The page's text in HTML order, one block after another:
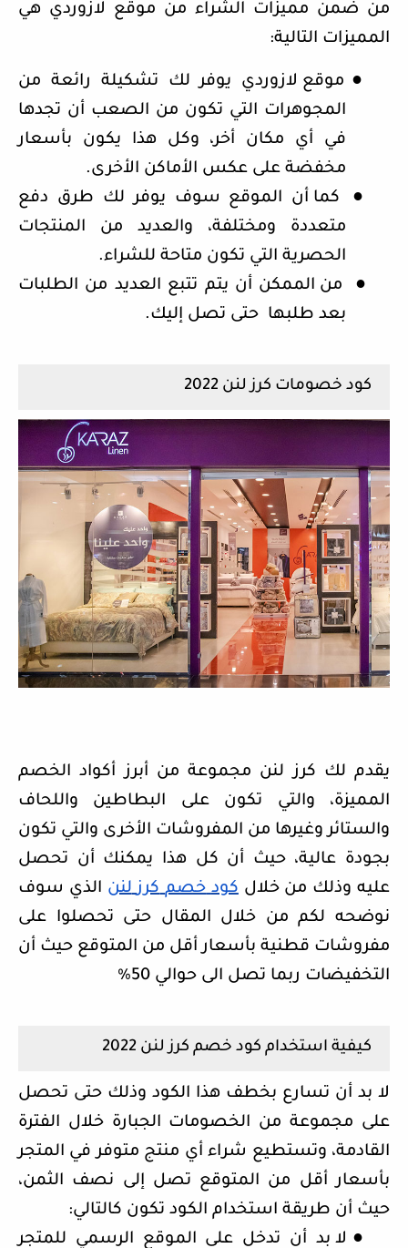
من ضمن مميزات الشراء من موقع لازوردي هي
المميزات التالية:
● موقع لازوردي يوفر لك تشكيلة رائعة من
المجوهرات التي تكون من الصعب أن تجدها
في أي مكان أخر، وكل هذا يكون بأسعار
مخفضة على عكس الأماكن الأخرى.
●
كما أن الموقع سوف يوفر لك طرق دفع
متعددة ومختلفة، والعديد من المنتجات
الحصرية التي تكون متاحة للشراء.
●
من الممكن أن يتم تتبع العديد من الطلبات
بعد طلبها حتى تصل إليك.
كود خصومات كرز لنن 2022
يقدم لك كرز لنن مجموعة من أبرز أكواد الخصم
المميزة، والتي تكون على البطاطين واللحاف
والستائر وغيرها من المفروشات الأخرى والتي تكون
بجودة عالية، حيث أن كل هذا يمكنك أن تحصل
عليه وذلك من خلالكود خصم كرز لنن الذي سوف
نوضحه لكم من خلال المقال حتى تحصلوا على
مفروشات قطنية بأسعار أقل من المتوقع حيث أن
التخفيضات ربما تصل الى حوالي 50%
كيفية استخدام كود خصم كرز لنن 2022
لا بد أن تسارع بخطف هذا الكود وذلك حتى تحصل
على مجموعة من الخصومات الجبارة خلال الفترة
القادمة، وتستطيع شراء أي منتج متوفر في المتجر
بأسعار أقل من المتوقع تصل إلى نصف الثمن،
حيث أن طريقة استخدام الكود تكون كالتالي:
● لا بد أن تدخل على الموقع الرسمي للمتجر